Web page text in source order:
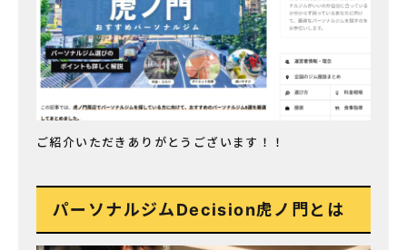
ご紹介いただきありがとうございます！！
パーソナルジムDecision虎ノ門とは